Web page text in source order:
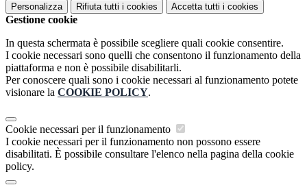
Personalizza Rifiuta tutti i cookies Accetta tutti i cookies
Gestione cookie
In questa schermata è possibile scegliere quali cookie consentire.
I cookie necessari sono quelli che consentono il funzionamento della
piattaforma e non è possibile disabilitarli.
Per conoscere quali sono i cookie necessari al funzionamento potete
visionare la COOKIE POLICY.
Cookie necessari per il funzionamento
I cookie necessari per il funzionamento non possono essere
disabilitati. È possibile consultare l'elenco nella pagina della cookie
policy.